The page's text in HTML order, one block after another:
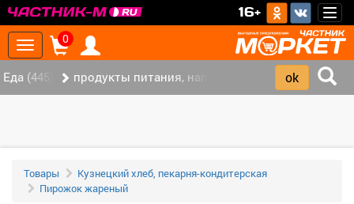
16+
Toggle
navigation
0
Еда (445) продукты питания, напитки (337)
Товары
Кузнецкий хлеб, пекарня-кондитерская
Пирожок жареный